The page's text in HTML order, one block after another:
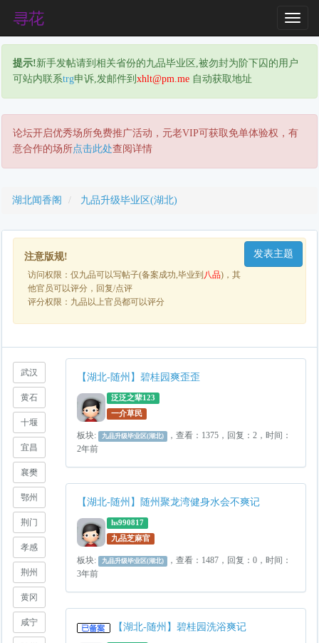
T
o
g
e
N
a
o
n
提示!新手发帖请到相关省份的九品毕业区,被勿封为阶下囚的用户
可站内联系trg申诉,发邮件到 xhlt@pm.me 自动获取地址
论坛开启优秀场所免费推广活动，元老VIP可获取免单体验权，有
意合作的场所点击此处查阅详情
湖北闻香阁 九品升级毕业区(湖北)
发表主题
注意版规!
访问权限：仅九品可以写帖子(备案成功,毕业到 八品)，其
他官员可以评分，回复/点评
评分权限：九品以上官员都可以评分
武汉
黄石
十堰
宜昌
襄樊
鄂州
荆门
孝感
荆州
黄冈
咸宁
【湖北-随州】碧桂园爽歪歪
泛泛之辈123
一介草民
板块: 九品升级毕业区(湖北)
，查看：1375，回复：2，时间：
2年前
【湖北-随州】随州聚龙湾健身水会不爽记
hs990817
九品芝麻官
板块: 九品升级毕业区(湖北)
，查看：1487，回复：0，时间：
3年前
【湖北-随州】碧桂园洗浴爽记